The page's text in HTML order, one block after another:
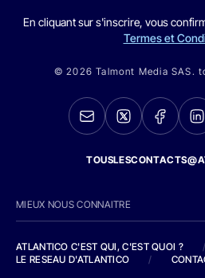
En cliquant sur s'inscrire, vous
Termes et
© 2026 Talmont Media SAS.
MIEUX NOUS CONNAITRE
ATLANTICO C'EST QUI, C'EST QUOI ?
/
LE RESEAU D'ATLANTICO
/